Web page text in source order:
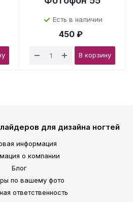
Есть в наличии
450 ₽
В корзину
для дизайна ногтей
информация
о компании
Блог
по вашему фото
ответственность